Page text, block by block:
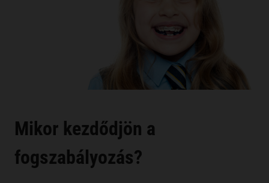
Mikor kezdődjön a
fogszabályozás?